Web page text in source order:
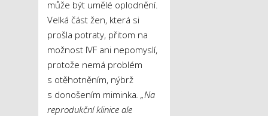
může být umělé oplodnění.
Velká část žen, která si
prošla potraty, přitom na
možnost IVF ani nepomyslí,
protože nemá problém
s otěhotněním, nýbrž
s donošením miminka . „Na
reprodukční klinice ale